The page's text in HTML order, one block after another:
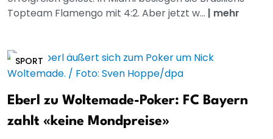
Topteam Flamengo mit 4:2. Aber jetzt w... | mehr
SPORT
Eberl zu Woltemade-Poker: FC Bayern
zahlt «keine Mondpreise»